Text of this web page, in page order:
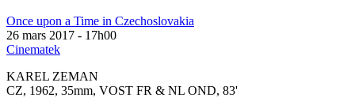
Once upon a Time in Czechoslovakia
26 mars 2017 - 17h00
Cinematek
KAREL ZEMAN
CZ, 1962, 35mm, VOST FR & NL OND, 83'